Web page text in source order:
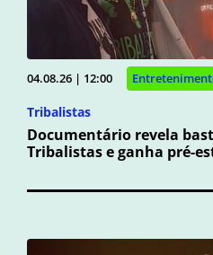
04.08.26 | 12:00
Tribalistas
Documentário revela
Tribalistas e ganha pré-